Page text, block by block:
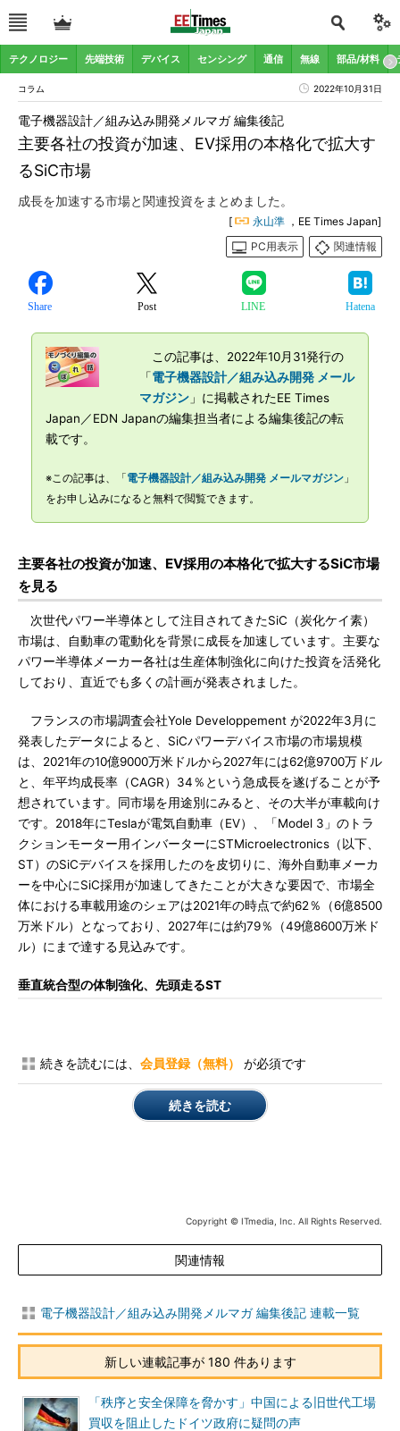
テクノロジー 先端技術 デバイス センシング 通信 無線 部品/材料
コラム 2022年10月31日
主要各社の投資が加速、EV採用の本格化で拡大す
るSiC市場
電子機器設計／組み込み開発メルマガ 編集後記
成長を加速する市場と関連投資をまとめました。
[ 永山準 ，EE Times Japan]
PC用表示
関連情報
Share Post LINE Hatena
この記事は、2022年10月31発行の
「電子機器設計／組み込み開発 メール
マガジン 」に掲載されたEE Times
Japan／EDN Japanの編集担当者による編集後記の転
載です。
※この記事は、「 電子機器設計／組み込み開発 メールマガジン 」
をお申し込みになると無料で閲覧できます。
主要各社の投資が加速、EV採用の本格化で拡大するSiC市場
を見る
次世代パワー半導体として注目されてきたSiC（炭化ケイ素）
市場は、自動車の電動化を背景に成長を加速しています。主要な
パワー半導体メーカー各社は生産体制強化に向けた投資を活発化
しており、直近でも多くの計画が発表されました。
フランスの市場調査会社Yole Developpement が2022年3月に
発表したデータによると、SiCパワーデバイス市場の市場規模
は、2021年の10億9000万米ドルから2027年には62億9700万ドル
と、年平均成長率（CAGR）34％という急成長を遂げることが予
想されています。同市場を用途別にみると、その大半が車載向け
です。2018年にTeslaが電気自動車（EV）、「Model 3」のトラ
クションモーター用インバーターにSTMicroelectronics（以下、
ST）のSiCデバイスを採用したのを皮切りに、海外自動車メーカ
ーを中心にSiC採用が加速してきたことが大きな要因で、市場全
体における車載用途のシェアは2021年の時点で約62％（6億8500
万米ドル）となっており、2027年には約79％（49億8600万米ド
ル）にまで達する見込みです。
垂直統合型の体制強化、先頭走るST
続きを読むには、 会員登録（無料） が必須です
続きを読む
Copyright © ITmedia, Inc. All Rights Reserved.
関連情報
電子機器設計／組み込み開発メルマガ 編集後記 連載一覧
新しい連載記事が 180 件あります
「秩序と安全保障を脅かす」中国による旧世代工場
買収を阻止したドイツ政府に疑問の声